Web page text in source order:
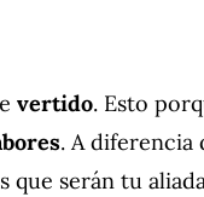
vertido. Esto
. A diferencia
que serán tu